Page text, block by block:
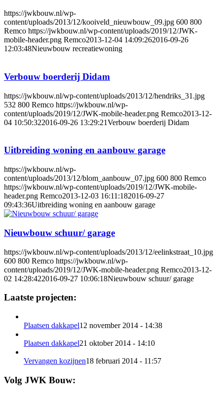
https://jwkbouw.nl/wp-
content/uploads/2013/12/kooiveld_nieuwbouw_09.jpg 600 800
Remco https://jwkbouw.nl/wp-content/uploads/2019/12/JWK-
mobile-header.png Remco2013-12-04 14:09:262016-09-26
12:03:48Nieuwbouw recreatiewoning
Verbouw boerderij Didam
https://jwkbouw.nl/wp-content/uploads/2013/12/hendriks_31.jpg
532 800 Remco https://jwkbouw.nl/wp-
content/uploads/2019/12/JWK-mobile-header.png Remco2013-12-
04 10:50:322016-09-26 13:29:21Verbouw boerderij Didam
Uitbreiding woning en aanbouw garage
https://jwkbouw.nl/wp-
content/uploads/2013/12/blom_aanbouw_07.jpg 600 800 Remco
https://jwkbouw.nl/wp-content/uploads/2019/12/JWK-mobile-
header.png Remco2013-12-03 16:11:182016-09-27
09:43:36Uitbreiding woning en aanbouw garage
Nieuwbouw schuur/ garage
https://jwkbouw.nl/wp-content/uploads/2013/12/eelinkstraat_10.jpg
600 800 Remco https://jwkbouw.nl/wp-
content/uploads/2019/12/JWK-mobile-header.png Remco2013-12-
02 14:28:422016-09-27 10:06:18Nieuwbouw schuur/ garage
Laatste projecten:
Plaatsen dakkapel12 november 2014 - 14:38
Plaatsen dakkapel21 oktober 2014 - 14:10
Vervangen kozijnen18 februari 2014 - 11:57
Volg JWK Bouw: